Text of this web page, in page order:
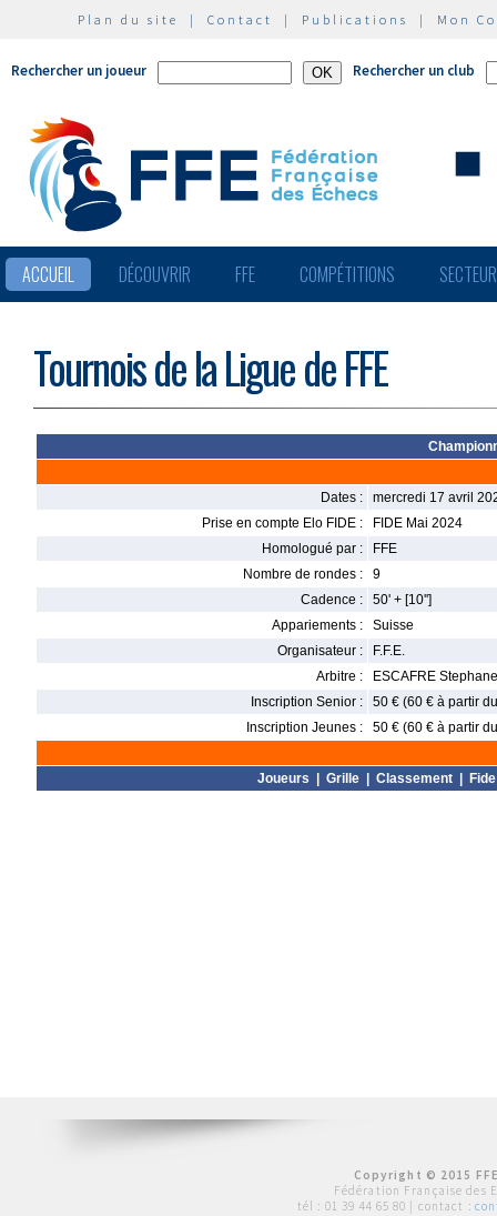
Plan du site | Contact | Publications | Mon
Rechercher un joueur Rechercher un club
ACCUEIL DÉCOUVRIR FFE COMPÉTITIONS
Tournois de la Ligue de FFE
Dates :
mercredi 17 avril
Prise en compte Elo FIDE :
FIDE Mai 2024
Homologué par :
FFE
Nombre de rondes :
9
Cadence :
50' + [10'']
Appariements :
Suisse
Organisateur :
F.F.E.
Arbitre :
ESCAFRE Stephane
Inscription Senior :
50 € (60 € à partir
Inscription Jeunes :
50 € (60 € à partir
Joueurs Grille Classement Fide
Copyright © 2015
Fédération Française des
tél : 01 39 44 65 80 | contact :